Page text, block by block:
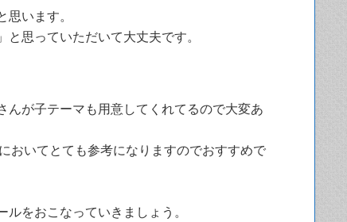
います。
」と思っていただいて大丈夫です。
んが子テーマも用意してくれてるので大変あ
おいてとても参考になりますのでおすすめで
をおこなっていきましょう。